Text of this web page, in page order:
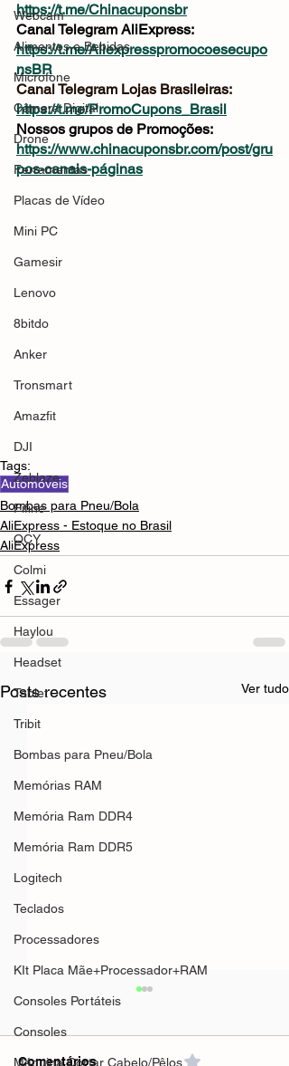
Webcam
Alimentos e Bebidas
Microfone
Câmera Digital
Drone
Ferramentas
Placas de Vídeo
Mini PC
Gamesir
Lenovo
8bitdo
Anker
Tronsmart
Amazfit
DJI
Zeblaze
Fifine
QCY
Colmi
Essager
Haylou
Headset
Tablet
Tribit
Bombas para Pneu/Bola
Memórias RAM
Memória Ram DDR4
Memória Ram DDR5
Logitech
Teclados
Processadores
KIt Placa Mãe+Processador+RAM
Consoles Portáteis
Consoles
Máquina Cortar Cabelo/Pêlos
https://t.me/Chinacuponsbr
Canal Telegram AliExpress:
https://t.me/Aliexpresspromocoesecupo
nsBR
Canal Telegram Lojas Brasileiras:
https://t.me/PromoCupons_Brasil
Nossos grupos de Promoções:
https://www.chinacuponsbr.com/post/gru
pos-canais-páginas
Tags:
Automóveis
Bombas para Pneu/Bola
AliExpress - Estoque no Brasil
AliExpress
Posts recentes Ver tudo
Comentários